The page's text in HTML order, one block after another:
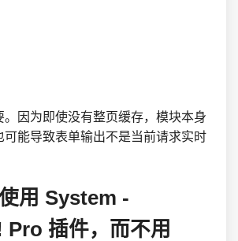
。因为即使没有整页缓存，模块本身
可能导致表单输出不是当前请求实时
用 System -
插件，而不用